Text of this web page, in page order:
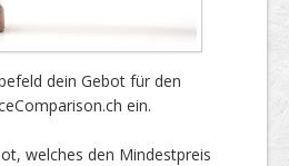
dein Gebot für den
ein.
welches den Mindestpreis